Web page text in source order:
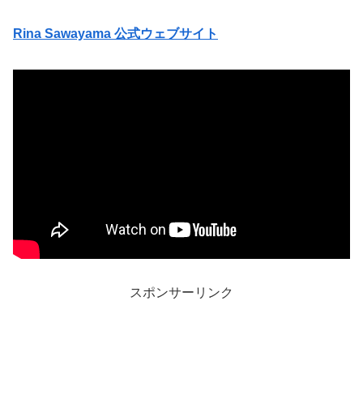
Rina Sawayama 公式ウェブサイト
スポンサーリンク